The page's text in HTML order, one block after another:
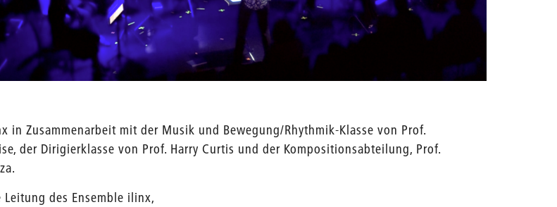
in Zusammenarbeit mit der Musik und Bewegung/Rhythmik-Klasse von Prof.
der Dirigierklasse von Prof. Harry Curtis und der Kompositionsabteilung, Prof.
Leitung des Ensemble ilinx,